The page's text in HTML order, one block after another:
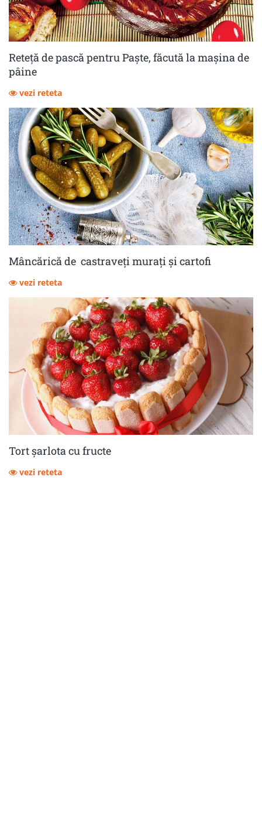
Reteță de pască pentru Paște, făcută la mașina de
pâine
vezi reteta
Mâncărică de castraveţi muraţi şi cartofi
vezi reteta
Tort șarlota cu fructe
vezi reteta